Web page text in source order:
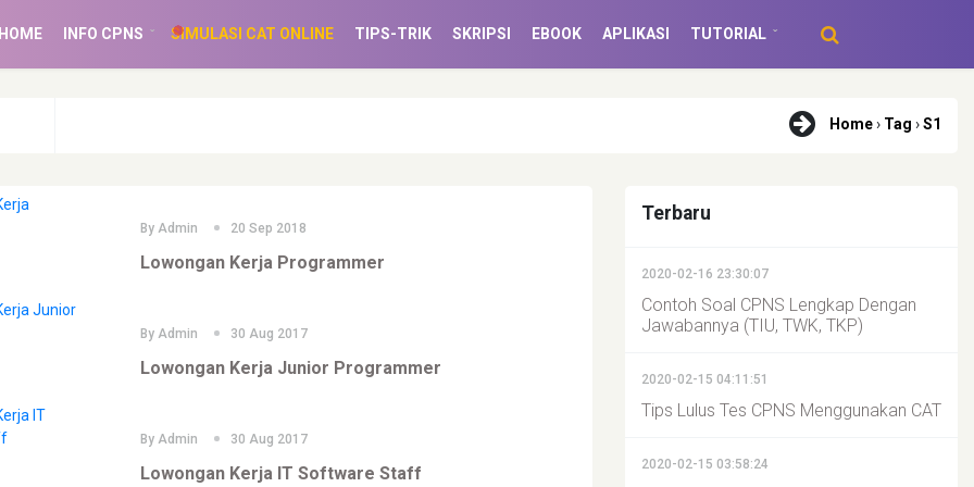
(CURRENT)
INFO CPNS SIMULASI CAT ONLINE TIPS-TRIK SKRIPSI EBOOK APLIKASI TUTORIAL
Home› Tag ›S1
By Admin 20 Sep 2018
Lowongan Kerja Programmer
By Admin 30 Aug 2017
Lowongan Kerja Junior Programmer
By Admin 30 Aug 2017
Lowongan Kerja IT Software Staff
Terbaru
2020-02-16 23:30:07
Contoh Soal CPNS Lengkap Dengan
Jawabannya (TIU, TWK, TKP)
2020-02-15 04:11:51
Tips Lulus Tes CPNS Menggunakan CAT
2020-02-15 03:58:24